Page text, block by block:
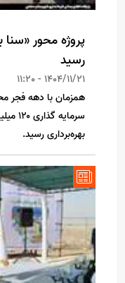
پروژه محور «سنا
رسید
1404/11/21 - 11:20
همزمان با دهه فجر
بهره‌برداری رسید.